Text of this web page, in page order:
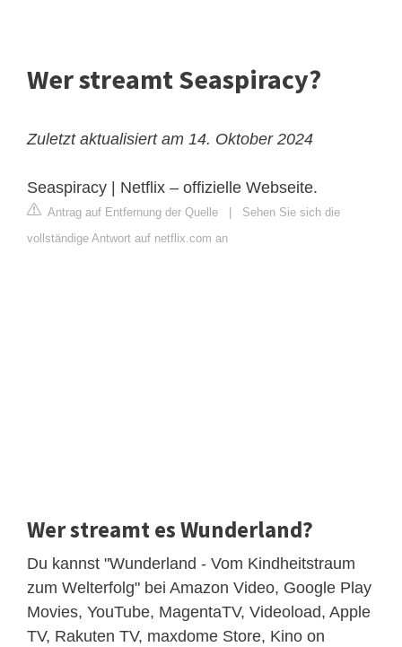
Wer streamt Seaspiracy?
Zuletzt aktualisiert am 14. Oktober 2024
Seaspiracy | Netflix – offizielle Webseite.
Antrag auf Entfernung der Quelle
Sehen Sie sich die
vollständige Antwort auf netflix.com an
Wer streamt es Wunderland?
Du kannst "Wunderland - Vom Kindheitstraum
zum Welterfolg" bei Amazon Video, Google Play
Movies, YouTube, MagentaTV, Videoload, Apple
TV, Rakuten TV, maxdome Store, Kino on